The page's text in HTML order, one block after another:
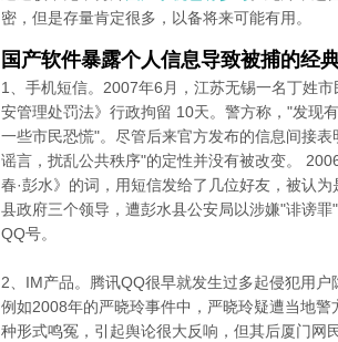
密，但是存量肯定很多，以备将来可能有用。
国产软件暴露个人信息导致被捕的经
1、手机短信。2007年6月，江苏无锡一名丁姓
安管理处罚法》行政拘留 10天。警方称，"发现
一些市民恐慌"。尽管后来官方发布的信息间接
谣言，扰乱公共秩序"的定性并没有被改变。
春·彭水》的词，用短信发给了几位好友，被认
县政府三个领导，遭彭水县公安局以涉嫌"诽谤
QQ号。
2、IM产品。腾讯QQ很早就发生过多起侵犯用
例如2008年的严晓玲事件中，严晓玲疑遭当地
种形式鸣冤，引起舆论很大反响，但其后厦门网